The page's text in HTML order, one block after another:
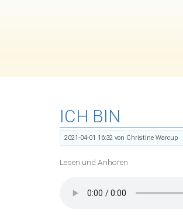
ICH BIN
2021-04-01 16:32 von Christine Warcup
Lesen und Anhören